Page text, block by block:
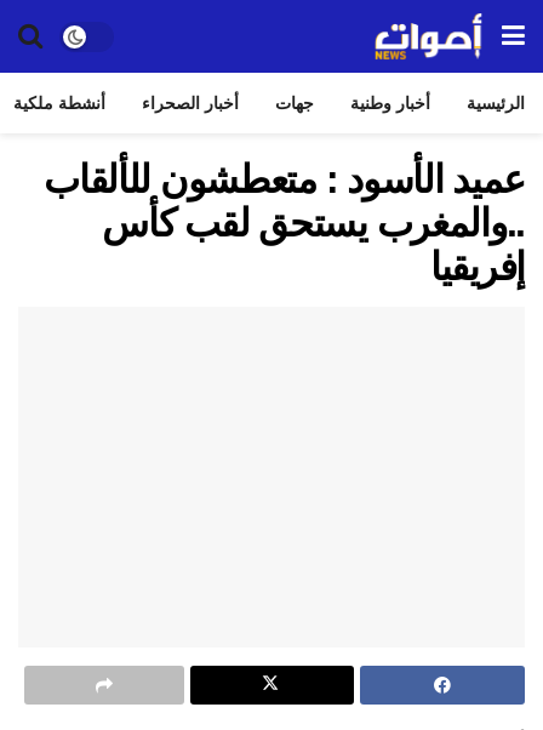
الرئيسية أخبار وطنية جهات أخبار الصحراء أنشطة ملكية
عميد الأسود : متعطشون للألقاب
..والمغرب يستحق لقب كأس
إفريقيا